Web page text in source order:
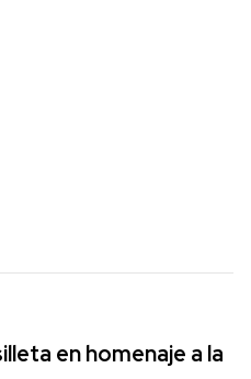
en homenaje a la